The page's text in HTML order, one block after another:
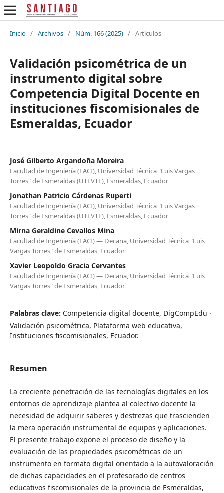
Inicio / Archivos / Núm. 166 (2025) / Artículos
Validación psicométrica de un
instrumento digital sobre
Competencia Digital Docente en
instituciones fiscomisionales de
Esmeraldas, Ecuador
José Gilberto Argandoña Moreira
Facultad de Ingeniería (FACI), Universidad Técnica "Luis Vargas
Torres" de Esmeraldas (UTLVTE), Esmeraldas, Ecuador
Jonathan Patricio Cárdenas Ruperti
Facultad de Ingeniería (FACI), Universidad Técnica "Luis Vargas
Torres" de Esmeraldas (UTLVTE), Esmeraldas, Ecuador
Mirna Geraldine Cevallos Mina
Facultad de Ingeniería (FACI) — Decana, Universidad Técnica "Luis
Vargas Torres" de Esmeraldas, Ecuador
Xavier Leopoldo Gracia Cervantes
Facultad de Ingeniería (FACI) — Decana, Universidad Técnica "Luis
Vargas Torres" de Esmeraldas, Ecuador
Palabras clave: Competencia digital docente, DigCompEdu ·
Validación psicométrica, Plataforma web educativa,
Instituciones fiscomisionales, Ecuador.
Resumen
La creciente penetración de las tecnologías digitales en los
entornos de aprendizaje plantea al colectivo docente la
necesidad de adquirir saberes y destrezas que trascienden
la mera operación instrumental de equipos y aplicaciones.
El presente trabajo expone el proceso de diseño y la
evaluación de las propiedades psicométricas de un
instrumento en formato digital orientado a la autovaloración
de dichas capacidades en el profesorado de centros
educativos fiscomisionales de la provincia de Esmeraldas,